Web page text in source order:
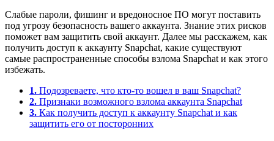
Слабые пароли, фишинг и вредоносное ПО могут поставить
под угрозу безопасность вашего аккаунта. Знание этих рисков
поможет вам защитить свой аккаунт. Далее мы расскажем, как
получить доступ к аккаунту Snapchat, какие существуют
самые распространенные способы взлома Snapchat и как этого
избежать.
1. Подозреваете, что кто-то вошел в ваш Snapchat?
2. Признаки возможного взлома аккаунта Snapchat
3. Как получить доступ к аккаунту Snapchat и как
защитить его от посторонних